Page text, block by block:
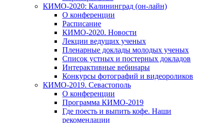
КИМО-2020: Калининград (он-лайн)
О конференции
Расписание
КИМО-2020. Новости
Лекции ведущих ученых
Пленарные доклады молодых ученых
Список устных и постерных докладов
Интерактивные вебинары
Конкурсы фотографий и видеороликов
КИМО-2019. Севастополь
О конференции
Программа КИМО-2019
Где поесть и выпить кофе. Наши
рекомендации